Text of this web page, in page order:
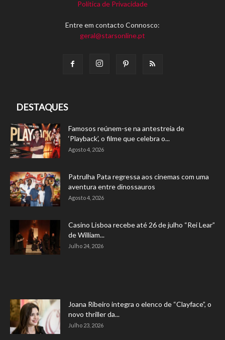
Política de Privacidade
Entre em contacto Connosco:
geral@starsonline.pt
DESTAQUES
Famosos reúnem-se na antestreia de
‘Playback’, o filme que celebra o...
Agosto 4, 2026
Patrulha Pata regressa aos cinemas com uma
aventura entre dinossauros
Agosto 4, 2026
Casino Lisboa recebe até 26 de julho “Rei Lear”
de William...
Julho 24, 2026
Joana Ribeiro integra o elenco de “Clayface”, o
novo thriller da...
Julho 23, 2026